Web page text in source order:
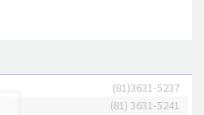
(81)3631-5237
(81) 3631-5241